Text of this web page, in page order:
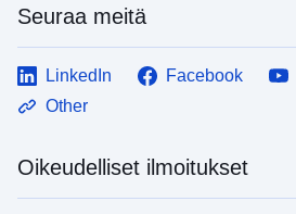
Seuraa meitä
LinkedIn Facebook
Other
Oikeudelliset ilmoitukset